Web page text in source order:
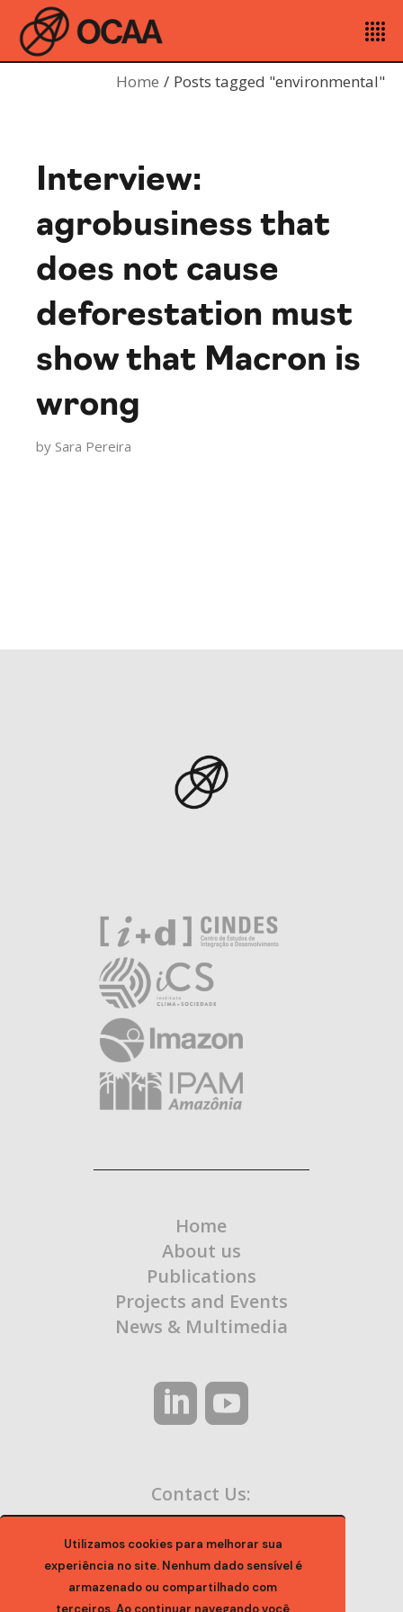
Utilizamos cookies para melhorar sua
experiência no site. Nenhum dado sensível é
armazenado ou compartilhado com
Home Posts tagged "environmental"
Interview:
agrobusiness that
does not cause
deforestation must
show that Macron is
wrong
by Sara Pereira
Home
About us
Publications
Projects and Events
News & Multimedia
Contact Us:
contato@ocaa.org.br